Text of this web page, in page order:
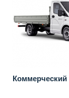
Коммерческий